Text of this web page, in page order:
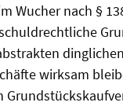
Wucher nach §
dinglichen
wirksam